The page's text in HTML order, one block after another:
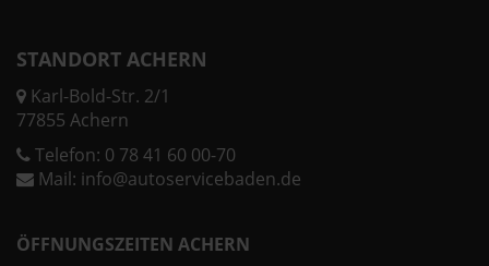
STANDORT ACHERN
Karl-Bold-Str. 2/1
77855 Achern
Telefon: 0 78 41 60 00-70
Mail: info@autoservicebaden.de
ÖFFNUNGSZEITEN ACHERN